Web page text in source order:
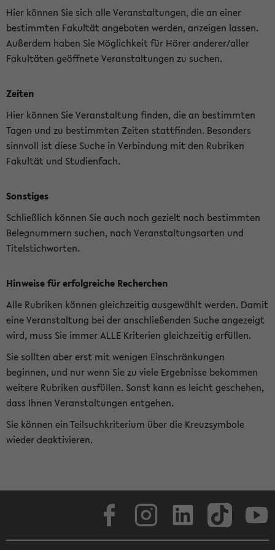
Hier können Sie sich alle Veranstaltungen, die an einer
bestimmten Fakultät angeboten werden, anzeigen lassen.
Außerdem haben Sie Möglichkeit für Hörer anderer/aller
Fakultäten geöffnete Veranstaltungen zu suchen.
Zeiten
Hier können Sie Veranstaltung finden, die an bestimmten
Tagen und zu bestimmten Zeiten stattfinden. Besonders
sinnvoll ist diese Suche in Verbindung mit den Rubriken
Fakultät und Studienfach.
Sonstiges
Schließlich können Sie auch noch gezielt nach bestimmten
Belegnummern suchen, nach Veranstaltungsarten und
Titelstichworten.
Hinweise für erfolgreiche Recherchen
Alle Rubriken können gleichzeitig ausgewählt werden. Damit
eine Veranstaltung bei der anschließenden Suche angezeigt
wird, muss Sie immer ALLE Kriterien gleichzeitig erfüllen.
Sie sollten aber erst mit wenigen Einschränkungen
beginnen, und nur wenn Sie zu viele Ergebnisse bekommen
weitere Rubriken ausfüllen. Sonst kann es leicht geschehen,
dass Ihnen Veranstaltungen entgehen.
Sie können ein Teilsuchkriterium über die Kreuzsymbole
wieder deaktivieren.